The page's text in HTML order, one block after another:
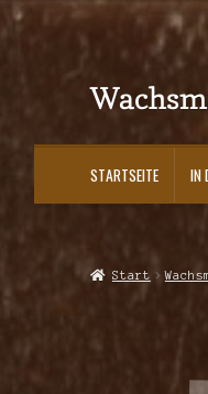
Zur
Navigation
Zum
Inhalt
STARTSEITE IN
Start